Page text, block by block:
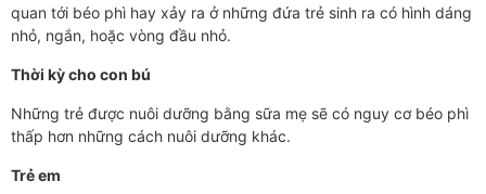
quan tới béo phì hay xảy ra ở những đứa trẻ sinh ra có hình dáng
nhỏ, ngắn, hoặc vòng đầu nhỏ.
Thời kỳ cho con bú
Những trẻ được nuôi dưỡng bằng sữa mẹ sẽ có nguy cơ béo phì
thấp hơn những cách nuôi dưỡng khác.
Trẻ em